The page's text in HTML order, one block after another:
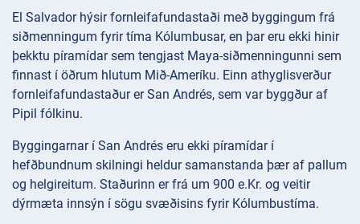
El Salvador hýsir fornleifafundastaði með byggingum frá
siðmenningum fyrir tíma Kólumbusar, en þar eru ekki hinir
þekktu píramídar sem tengjast Maya-siðmenningunni sem
finnast í öðrum hlutum Mið-Ameríku. Einn athyglisverður
fornleifafundastaður er San Andrés, sem var byggður af
Pipil fólkinu.
Byggingarnar í San Andrés eru ekki píramídar í
hefðbundnum skilningi heldur samanstanda þær af pallum
og helgireitum. Staðurinn er frá um 900 e.Kr. og veitir
dýrmæta innsýn í sögu svæðisins fyrir Kólumbustíma.